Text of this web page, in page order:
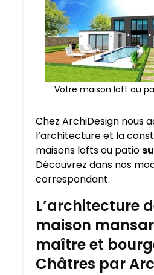
Votre maison loft ou
Chez ArchiDesign nous
l’architecture et la
maisons lofts ou patio
Découvrez dans nos
correspondant.
L’architecture
maison
maître et
Châtres par